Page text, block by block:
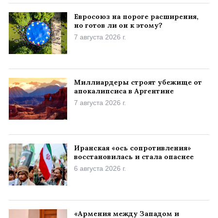
Евросоюз на пороге расширения,
но готов ли он к этому?
7 августа 2026 г.
Миллиардеры строят убежище от
апокалипсиса в Аргентине
7 августа 2026 г.
Иранская «ось сопротивления»
восстановилась и стала опаснее
6 августа 2026 г.
«Армения между Западом и